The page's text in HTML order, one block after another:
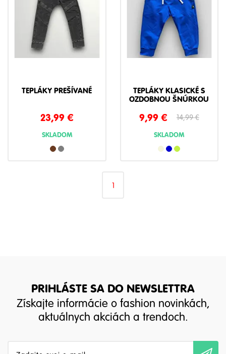
TEPLÁKY PREŠÍVANÉ
23,99€
SKLADOM
TEPLÁKY KLASICKÉ S
OZDOBNOU ŠNÚRKOU
9,99 € 14,99€
SKLADOM
1
PRIHLÁSTE SA DO NEWSLETTRA
Získajte informácie o fashion novinkách,
aktuálnych akciách a trendoch.